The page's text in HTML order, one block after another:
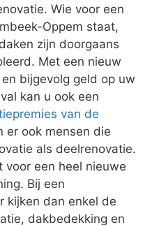
Wie voor een
Oppem staat,
zijn doorgaans
Met een nieuw
bijgevolg geld op uw
kan u ook een
van de
er ook mensen die
als deelrenovatie.
een heel nieuwe
Bij een
kijken dan enkel de
dakbedekking en